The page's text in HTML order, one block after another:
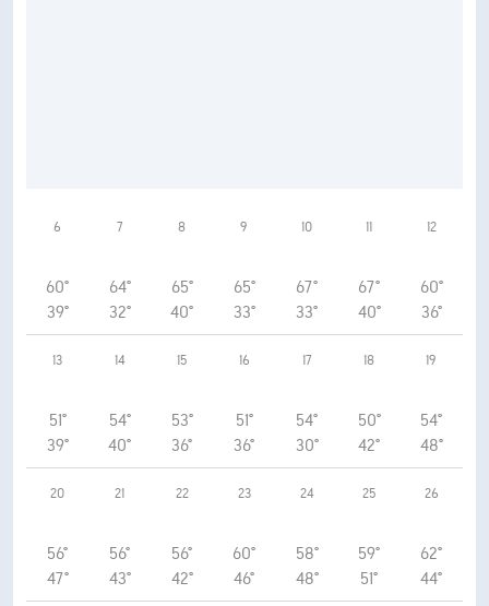
6
60°
39°
7
64°
32°
8
65°
40°
9
65°
33°
10
67°
33°
11
67°
40°
12
60°
36°
13
51°
39°
14
54°
40°
15
53°
36°
16
51°
36°
17
54°
30°
18
50°
42°
19
54°
48°
20
56°
47°
21
56°
43°
22
56°
42°
23
60°
46°
24
58°
48°
25
59°
51°
26
62°
44°